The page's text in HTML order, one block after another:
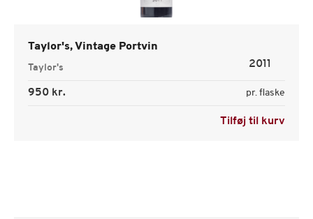
Taylor's, Vintage Portvin
Taylor's 2011
950 kr. pr. flaske
Tilføj til kurv